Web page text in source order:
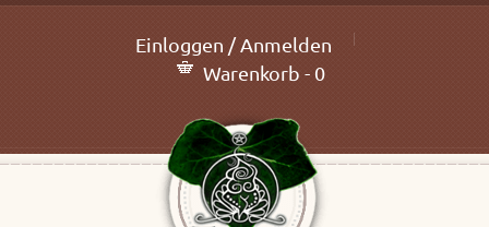
Einloggen / Anmelden
Warenkorb - 0